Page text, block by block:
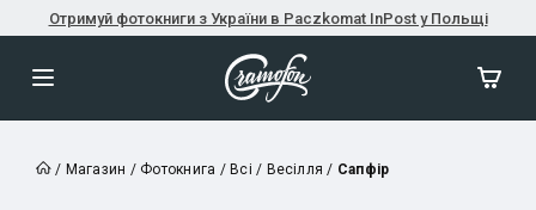
Отримуй фотокниги з України в Paczkomat InPost у Польщі
/ Магазин / Фотокнига / Всі / Весілля / Сапфір